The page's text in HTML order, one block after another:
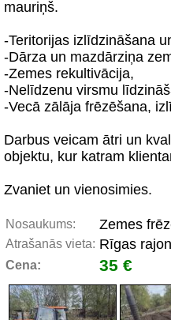
mauriņš.
-Teritorijas izlīdzināšana
-Dārza un mazdārziņa
-Zemes rekultivācija,
-Nelīdzenu virsmu
-Vecā zālāja frēzēšana,
Darbus veicam ātri un
objektu, kur katram
Zvaniet un vienosimies.
Nosaukums: Zemes
Atrašanās vieta: Rīgas
Cena: 35 €